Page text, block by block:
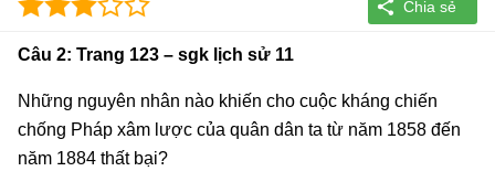
Câu 2: Trang 123 – sgk lịch sử 11
Những nguyên nhân nào khiến cho cuộc kháng chiến
chống Pháp xâm lược của quân dân ta từ năm 1858 đến
năm 1884 thất bại?